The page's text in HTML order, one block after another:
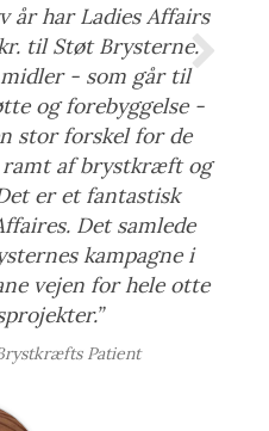
år har Ladies Affairs
til Støt Brysterne.
- som går til
og forebyggelse -
stor forskel for de
ramt af brystkræft og
er et fantastisk
Det samlede
kampagne i
vejen for hele otte
Patient